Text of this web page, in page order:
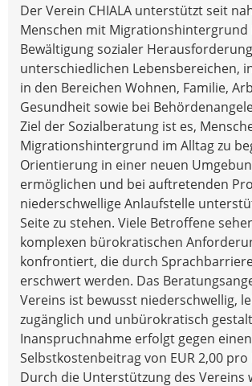
Der Verein CHIALA unterstützt seit
Menschen mit Migrationshintergrund
Bewältigung sozialer
unterschiedlichen Lebensbereichen,
in den Bereichen Wohnen, Familie,
Gesundheit sowie bei
Ziel der Sozialberatung ist es,
Migrationshintergrund im Alltag zu
Orientierung in einer neuen
ermöglichen und bei auftretenden
niederschwellige Anlaufstelle
Seite zu stehen. Viele Betroffene
komplexen bürokratischen
konfrontiert, die durch
erschwert werden. Das
Vereins ist bewusst niederschwellig,
zugänglich und unbürokratisch
Inanspruchnahme erfolgt gegen einen
Selbstkostenbeitrag von EUR 2,00
Durch die Unterstützung des Vereins